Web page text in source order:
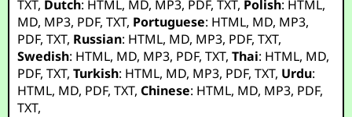
TXT, Dutch: HTML, MD, MP3, PDF,TXT, Polish: HTML,
MD, MP3, PDF,TXT, Portuguese: HTML, MD, MP3,
PDF,TXT, Russian: HTML, MD, MP3, PDF,TXT,
Swedish: HTML, MD, MP3, PDF,TXT,Thai: HTML, MD,
PDF,TXT,Turkish: HTML, MD, MP3, PDF,TXT, Urdu:
HTML, MD, PDF,TXT,Chinese: HTML, MD, MP3, PDF,
TXT,